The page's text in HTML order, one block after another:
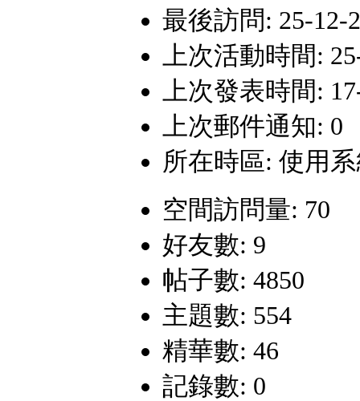
最後訪問: 25-12-
上次活動時間:
上次發表時間:
上次郵件通知: 0
所在時區: 使用
空間訪問量: 70
好友數: 9
帖子數: 4850
主題數: 554
精華數: 46
記錄數: 0